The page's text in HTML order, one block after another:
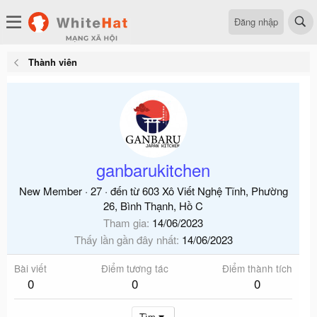
Đăng nhập
Thành viên
ganbarukitchen
New Member · 27 · đến từ 603 Xô Viết Nghệ Tĩnh, Phường
26, Bình Thạnh, Hồ C
Tham gia 14/06/2023
Thấy lần gần đây nhất 14/06/2023
Bài viết
0
Điểm tương tác
0
Điểm thành tích
0